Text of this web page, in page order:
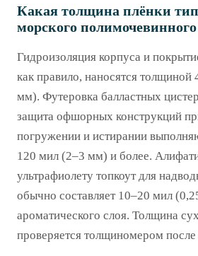
Какая толщина плёнки
морского
Гидроизоляция корпуса и
как правило, наносятся
мм). Футеровка балластных
защита офшорных конструкций
погружении и истирании
120 мил (2–3 мм) и более.
ультрафиолету топкоут для
обычно составляет 10–20 мил
ароматического слоя. Толщина
проверяется толщиномером после